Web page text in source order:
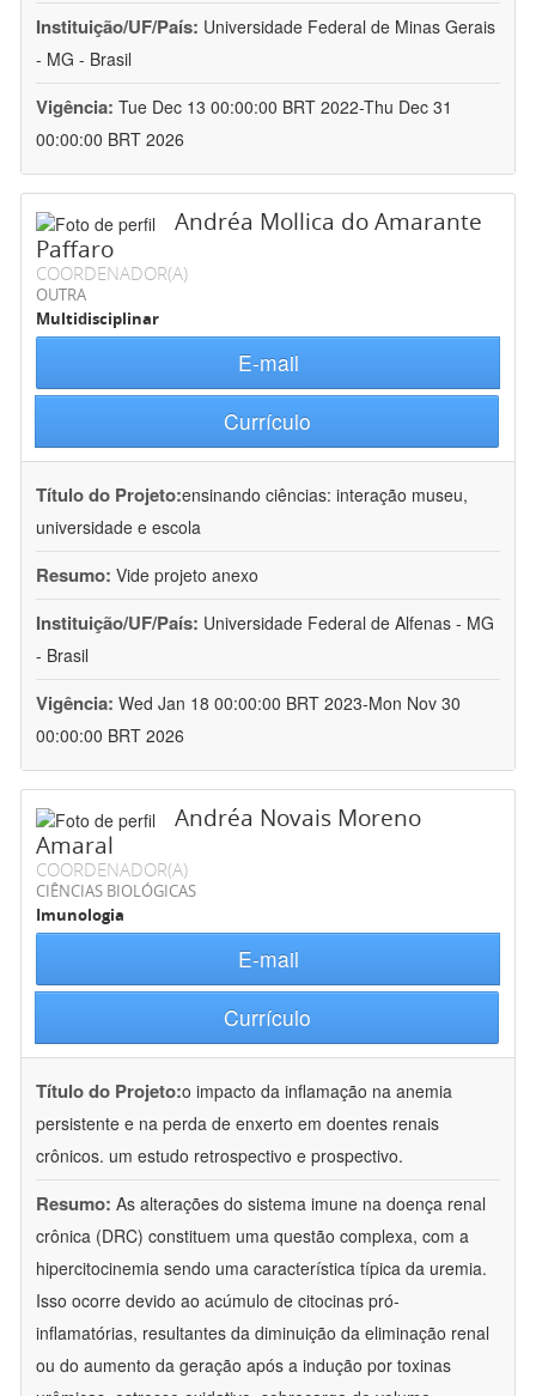
Instituição/UF/País: Universidade Federal de Minas Gerais
- MG - Brasil
Vigência: Tue Dec 13 00:00:00 BRT 2022-Thu Dec 31
00:00:00 BRT 2026
Andréa Mollica do Amarante
Paffaro
COORDENADOR(A)
OUTRA
Multidisciplinar
E-mail
Currículo
Título do Projeto:ensinando ciências: interação museu,
universidade e escola
Resumo: Vide projeto anexo
Instituição/UF/País: Universidade Federal de Alfenas - MG
- Brasil
Vigência: Wed Jan 18 00:00:00 BRT 2023-Mon Nov 30
00:00:00 BRT 2026
Andréa Novais Moreno
Amaral
COORDENADOR(A)
CIÊNCIAS BIOLÓGICAS
Imunologia
E-mail
Currículo
Título do Projeto:o impacto da inflamação na anemia
persistente e na perda de enxerto em doentes renais
crônicos. um estudo retrospectivo e prospectivo.
Resumo: As alterações do sistema imune na doença renal
crônica (DRC) constituem uma questão complexa, com a
hipercitocinemia sendo uma característica típica da uremia.
Isso ocorre devido ao acúmulo de citocinas pró-
inflamatórias, resultantes da diminuição da eliminação renal
ou do aumento da geração após a indução por toxinas